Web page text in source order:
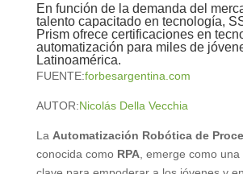
En función de la demanda del
talento capacitado en tecnología,
Prism ofrece certificaciones en
automatización para miles de
Latinoamérica.
FUENTE:forbesargentina.com
AUTOR:Nicolás Della Vecchia
La Automatización Robótica de
conocida como RPA, emerge como una